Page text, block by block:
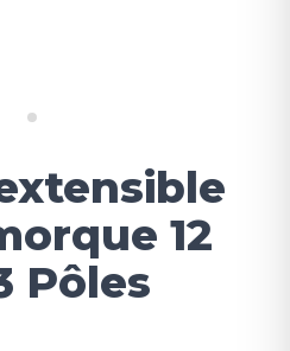
12
Pôles